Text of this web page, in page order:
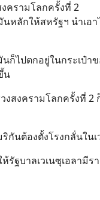
ครามโลกครั้งที่ 2
นหลักให้สหรัฐฯ นำเ
ก็ไปตกอยู่ในกระเป๋า
น
สงครามโลกครั้งที่
นต้องตั้งโรงกลั่นใน
รัฐบาลเวเนซุเอลา